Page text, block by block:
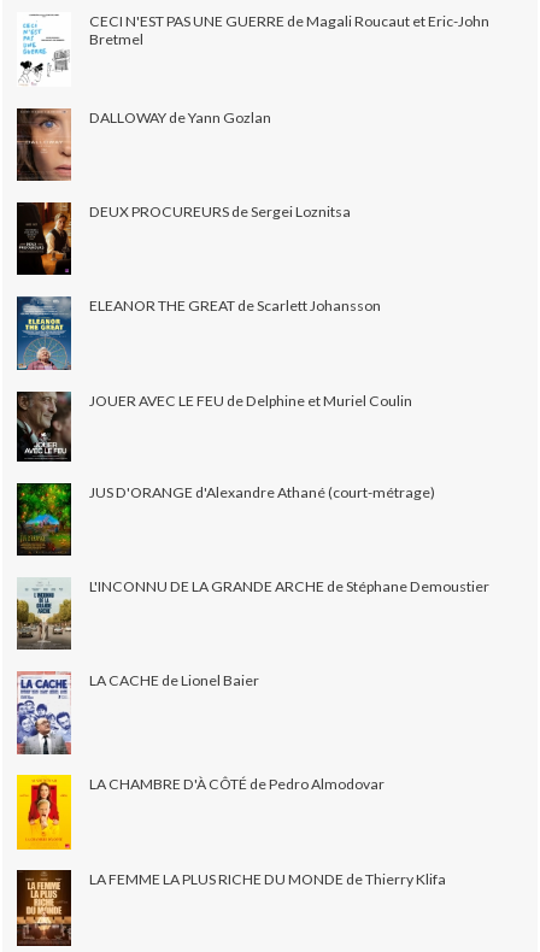
CECI N'EST PAS UNE GUERRE de Magali Roucaut et Eric-John
Bretmel
DALLOWAY de Yann Gozlan
DEUX PROCUREURS de Sergei Loznitsa
ELEANOR THE GREAT de Scarlett Johansson
JOUER AVEC LE FEU de Delphine et Muriel Coulin
JUS D'ORANGE d'Alexandre Athané (court-métrage)
L'INCONNU DE LA GRANDE ARCHE de Stéphane Demoustier
LA CACHE de Lionel Baier
LA CHAMBRE D'À CÔTÉ de Pedro Almodovar
LA FEMME LA PLUS RICHE DU MONDE de Thierry Klifa